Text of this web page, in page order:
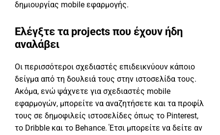
δημιουργίας mobile εφαρμογής.
Ελέγξτε τα projects που έχουν ήδη
αναλάβει
Οι περισσότεροι σχεδιαστές επιδεικνύουν κάποιο
δείγμα από τη δουλειά τους στην ιστοσελίδα τους.
Ακόμα, ενώ ψάχνετε για σχεδιαστές mobile
εφαρμογών, μπορείτε να αναζητήσετε και τα προφίλ
τους σε δημοφιλείς ιστοσελίδες όπως το Pinterest,
το Dribble και το Behance. Έτσι μπορείτε να δείτε αν